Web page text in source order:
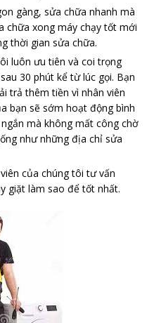
gàng, sửa chữa nhanh mà
chữa xong máy chạy tốt mới
thời gian sửa chữa.
luôn ưu tiên và coi trọng
30 phút kể từ lúc gọi. Bạn
trả thêm tiền vì nhân viên
bạn sẽ sớm hoạt động bình
mà không mất công chờ
như những địa chỉ sửa
của chúng tôi tư vấn
giặt làm sao để tốt nhất.